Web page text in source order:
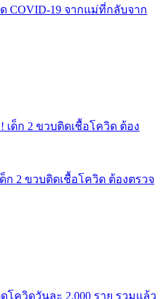
COVID-19 จากแม่ที่กลับจาก
ก 2 ขวบติดเชื้อโควิด ต้องตรวจ